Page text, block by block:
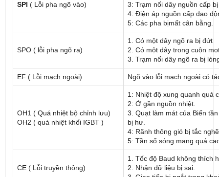
SPI ( Lỗi pha ngõ vào)
3: Trạm nối dây nguồn cấp
4: Điện áp nguồn cấp dao
5: Các pha bịmất cân bằng.
SPO ( lỗi pha ngõ ra)
1. Có một dây ngõ ra bị đứt
2. Có một dây trong cuộn
3. Trạm nối dây ngõ ra bị
EF ( Lỗi mạch ngoài) Ngõ vào lỗi mạch ngoài có
OH1 ( Quá nhiệt bộ chỉnh lưu)
OH2 ( quá nhiệt khối IGBT )
1: Nhiệt độ xung quanh quá
2: Ở gần nguồn nhiệt.
3. Quạt làm mát của Biến
bị hư.
4: Rãnh thông gió bị tắc
5: Tần số sóng mang quá
CE ( Lỗi truyền thông)
1. Tốc độ Baud không thích
2. Nhận dữ liệu bị sai.